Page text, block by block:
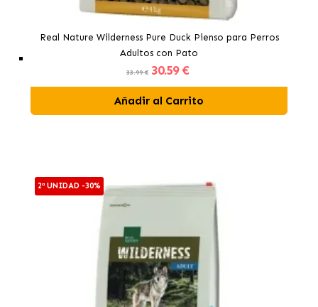
Real Nature Wilderness Pure Duck Pienso para Perros
Adultos con Pato
33.99 € 30.59 €
Añadir al Carrito
2ª UNIDAD -30%